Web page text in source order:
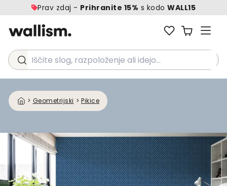
Prav zdaj - Prihranite 15% s kodo WALL15
Iščite slog, razpoloženje ali idejo...
> Geometrijski > Pikice